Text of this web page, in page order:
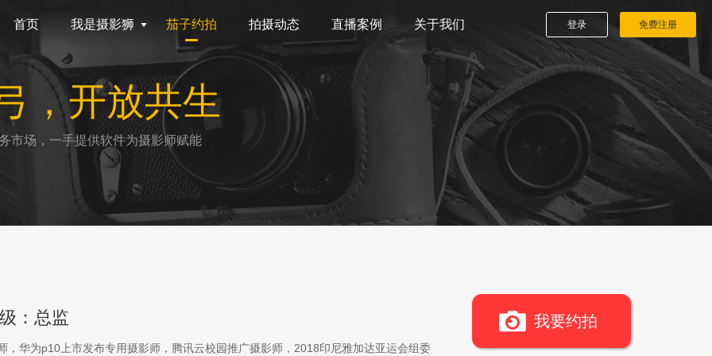
首页 我是摄影狮 茄子约拍 拍摄动态 直播案例 关于我们 登录 免费注册
，开放共生
市场，一手提供软件为摄影师赋能
：总监
，华为p10上市发布专用摄影师，腾讯云校园推广摄影师，2018印尼雅加达亚运会组委
我要约拍